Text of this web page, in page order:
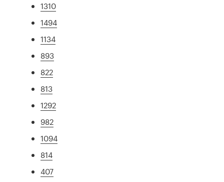
1310
1494
1134
893
822
813
1292
982
1094
814
407